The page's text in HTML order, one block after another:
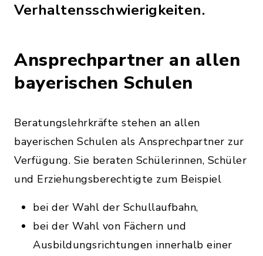
Verhaltensschwierigkeiten.
Ansprechpartner an allen
bayerischen Schulen
Beratungslehrkräfte stehen an allen
bayerischen Schulen als Ansprechpartner zur
Verfügung. Sie beraten Schülerinnen, Schüler
und Erziehungsberechtigte zum Beispiel
bei der Wahl der Schullaufbahn,
bei der Wahl von Fächern und
Ausbildungsrichtungen innerhalb einer